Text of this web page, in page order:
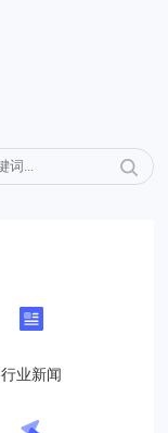
行业新闻